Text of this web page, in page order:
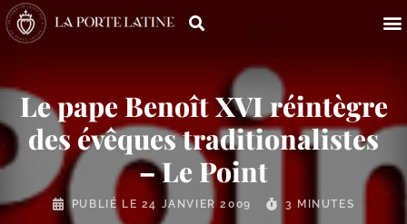
Le pape Benoît XVI réintègre
des évêques traditionalistes
– Le Point
PUBLIÉ LE 24 JANVIER 2009 3 MINUTES